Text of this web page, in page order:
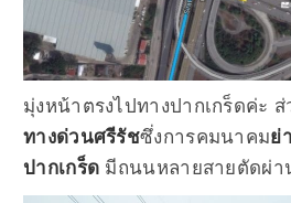
มุ่งหน้าตรงไปทางปากเกร็ดค่ะ
ทางด่วนศรีรัชซึ่งการคมนาคมย่
ปากเกร็ด มีถนนหลายสายตัดผ่า